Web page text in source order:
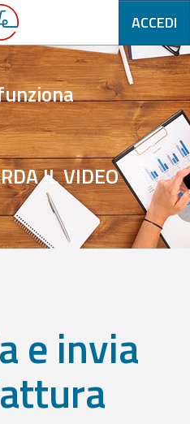
ACCEDI
IL VIDEO
e invia